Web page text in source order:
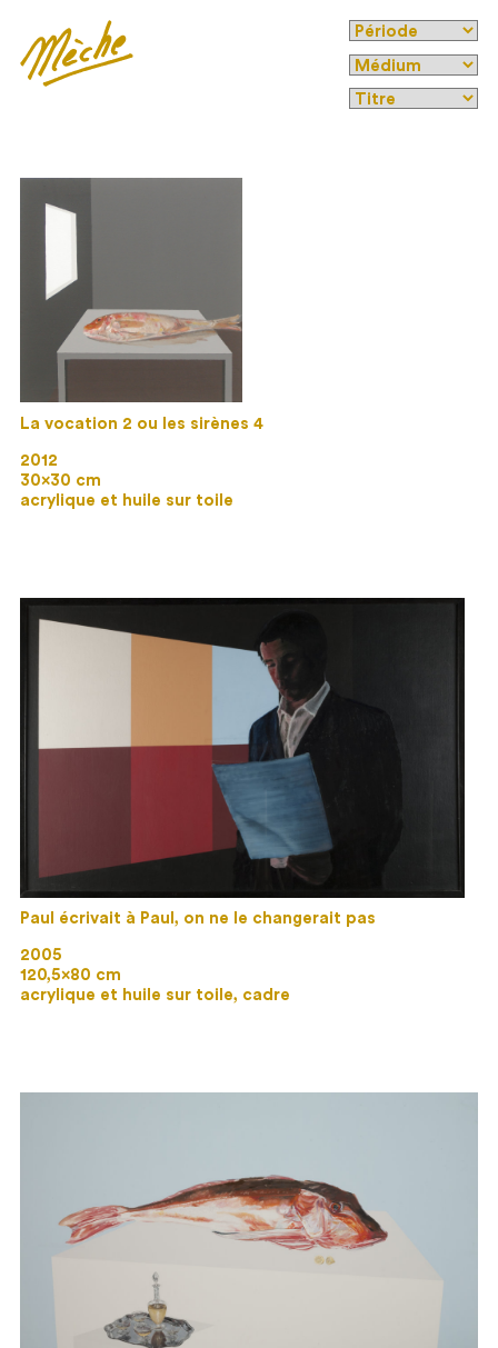
La vocation 2 ou les sirènes 4
2012
30×30 cm
acrylique et huile sur toile
Paul écrivait à Paul, on ne le changerait pas
2005
120,5×80 cm
acrylique et huile sur toile, cadre